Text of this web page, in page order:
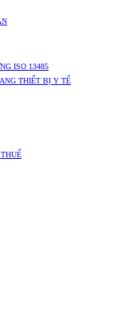
ISO 13485
THIẾT BỊ Y TẾ